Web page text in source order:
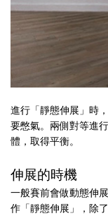
進行「靜態伸展」時
要憋氣。兩側對等進
體，取得平衡。
伸展的時機
一般賽前會做動態伸
作「靜態伸展」，除